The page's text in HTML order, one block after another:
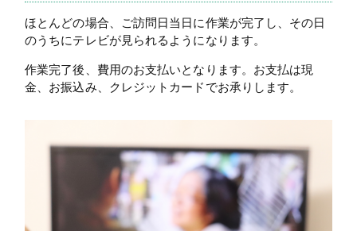
ほとんどの場合、ご訪問日当日に作業が完了し、その日
のうちにテレビが見られるようになります。
作業完了後、費用のお支払いとなります。お支払は現
金、お振込み、クレジットカードでお承りします。